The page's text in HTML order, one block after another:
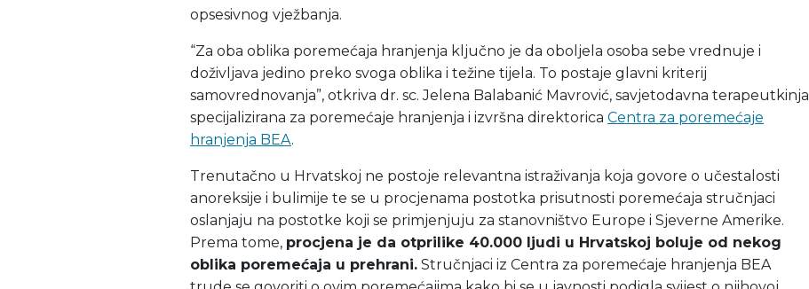
opsesivnog vježbanja.
“Za oba oblika poremećaja hranjenja ključno je da oboljela osoba sebe vrednuje i
doživljava jedino preko svoga oblika i težine tijela. To postaje glavni kriterij
samovrednovanja”, otkriva dr. sc. Jelena Balabanić Mavrović, savjetodavna terapeutkinja
specijalizirana za poremećaje hranjenja i izvršna direktorica Centra za poremećaje
hranjenja BEA.
Trenutačno u Hrvatskoj ne postoje relevantna istraživanja koja govore o učestalosti
anoreksije i bulimije te se u procjenama postotka prisutnosti poremećaja stručnjaci
oslanjaju na postotke koji se primjenjuju za stanovništvo Europe i Sjeverne Amerike.
Prema tome, procjena je da otprilike 40.000 ljudi u Hrvatskoj boluje od nekog
oblika poremećaja u prehrani. Stručnjaci iz Centra za poremećaje hranjenja BEA